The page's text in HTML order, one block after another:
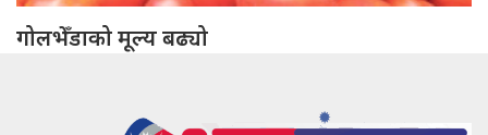
गोलभेँडाको मूल्य बढ्यो